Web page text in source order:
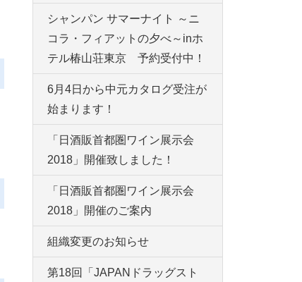
シャンパン サマーナイト ～ニ
コラ・フィアットの夕べ～inホ
テル椿山荘東京 予約受付中！
6月4日から中元カタログ受注が
始まります！
「日酒販首都圏ワイン展示会
2018」開催致しました！
「日酒販首都圏ワイン展示会
2018」開催のご案内
組織変更のお知らせ
第18回「JAPANドラッグスト